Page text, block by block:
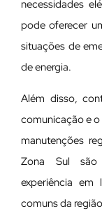
necessidades
pode oferecer
situações de
de energia.
Além disso,
comunicação e
manutenções
Zona Sul são
experiência
comuns da